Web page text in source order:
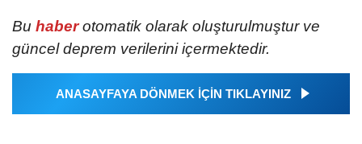
Bu haberotomatik olarak oluşturulmuştur ve
güncel deprem verilerini içermektedir.
ANASAYFAYA DÖNMEK İÇİN TIKLAYINIZ